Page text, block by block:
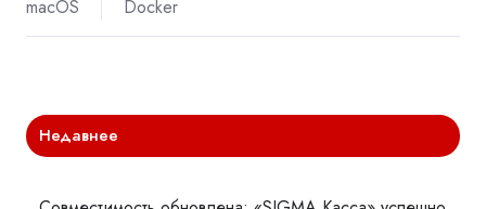
macOS
Docker
Недавнее